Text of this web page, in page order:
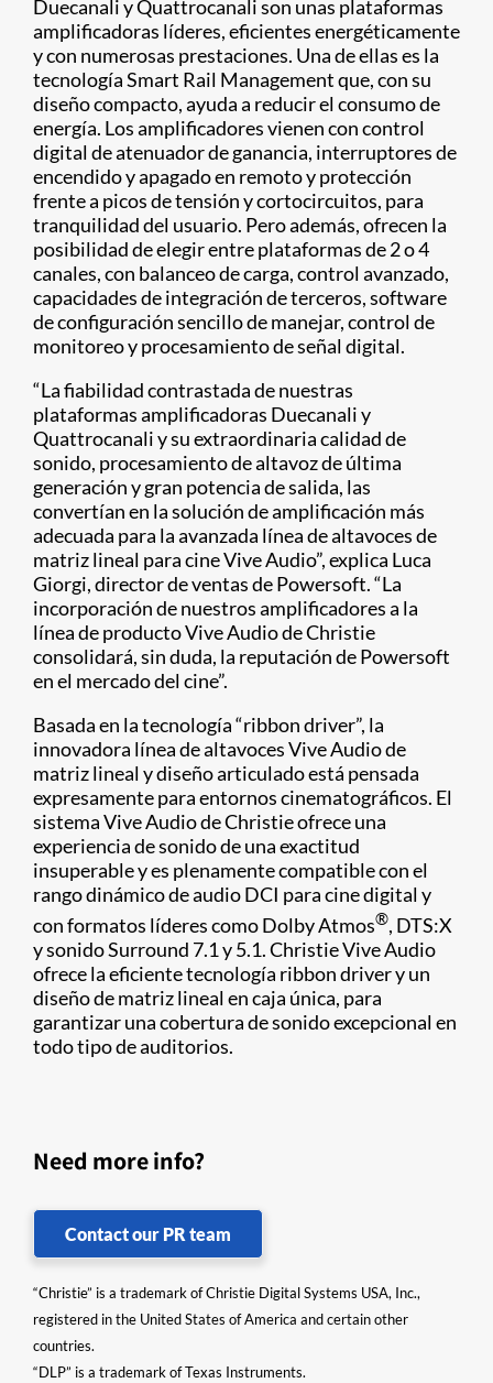
Duecanali y Quattrocanali son unas plataformas
amplificadoras líderes, eficientes energéticamente
y con numerosas prestaciones. Una de ellas es la
tecnología Smart Rail Management que, con su
diseño compacto, ayuda a reducir el consumo de
energía. Los amplificadores vienen con control
digital de atenuador de ganancia, interruptores de
encendido y apagado en remoto y protección
frente a picos de tensión y cortocircuitos, para
tranquilidad del usuario. Pero además, ofrecen la
posibilidad de elegir entre plataformas de 2 o 4
canales, con balanceo de carga, control avanzado,
capacidades de integración de terceros, software
de configuración sencillo de manejar, control de
monitoreo y procesamiento de señal digital.
“La fiabilidad contrastada de nuestras
plataformas amplificadoras Duecanali y
Quattrocanali y su extraordinaria calidad de
sonido, procesamiento de altavoz de última
generación y gran potencia de salida, las
convertían en la solución de amplificación más
adecuada para la avanzada línea de altavoces de
matriz lineal para cine Vive Audio”, explica Luca
Giorgi, director de ventas de Powersoft. “La
incorporación de nuestros amplificadores a la
línea de producto Vive Audio de Christie
consolidará, sin duda, la reputación de Powersoft
en el mercado del cine”.
Basada en la tecnología “ribbon driver”, la
innovadora línea de altavoces Vive Audio de
matriz lineal y diseño articulado está pensada
expresamente para entornos cinematográficos. El
sistema Vive Audio de Christie ofrece una
experiencia de sonido de una exactitud
insuperable y es plenamente compatible con el
rango dinámico de audio DCI para cine digital y
con formatos líderes como Dolby Atmos®, DTS:X
y sonido Surround 7.1 y 5.1. Christie Vive Audio
ofrece la eficiente tecnología ribbon driver y un
diseño de matriz lineal en caja única, para
garantizar una cobertura de sonido excepcional en
todo tipo de auditorios.
Need more info?
Contact our PR team
“Christie” is a trademark of Christie Digital Systems USA, Inc.,
registered in the United States of America and certain other
countries.
“DLP” is a trademark of Texas Instruments.